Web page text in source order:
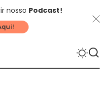
nosso Podcast!